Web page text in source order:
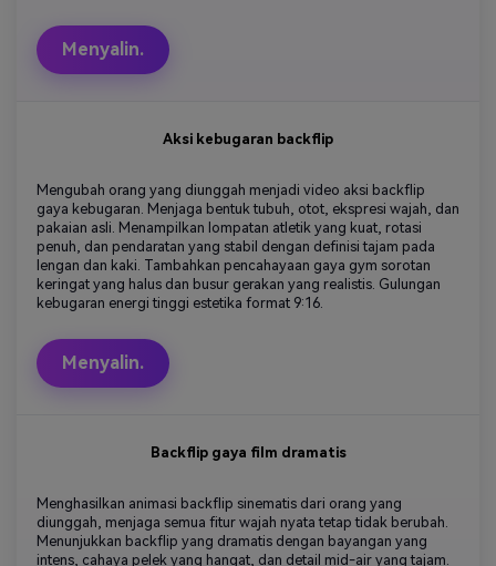
Menyalin.
Aksi kebugaran backflip
Mengubah orang yang diunggah menjadi video aksi backflip
gaya kebugaran. Menjaga bentuk tubuh, otot, ekspresi wajah, dan
pakaian asli. Menampilkan lompatan atletik yang kuat, rotasi
penuh, dan pendaratan yang stabil dengan definisi tajam pada
lengan dan kaki. Tambahkan pencahayaan gaya gym sorotan
keringat yang halus dan busur gerakan yang realistis. Gulungan
kebugaran energi tinggi estetika format 9:16.
Menyalin.
Backflip gaya film dramatis
Menghasilkan animasi backflip sinematis dari orang yang
diunggah, menjaga semua fitur wajah nyata tetap tidak berubah.
Menunjukkan backflip yang dramatis dengan bayangan yang
intens, cahaya pelek yang hangat, dan detail mid-air yang tajam.